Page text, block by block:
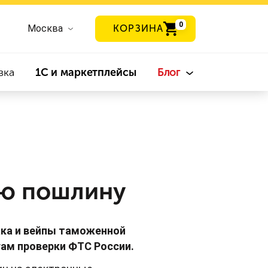
Москва КОРЗИНА 0
1С и маркетплейсы Блог
пошлину
и вейпы таможенной
проверки ФТС России.